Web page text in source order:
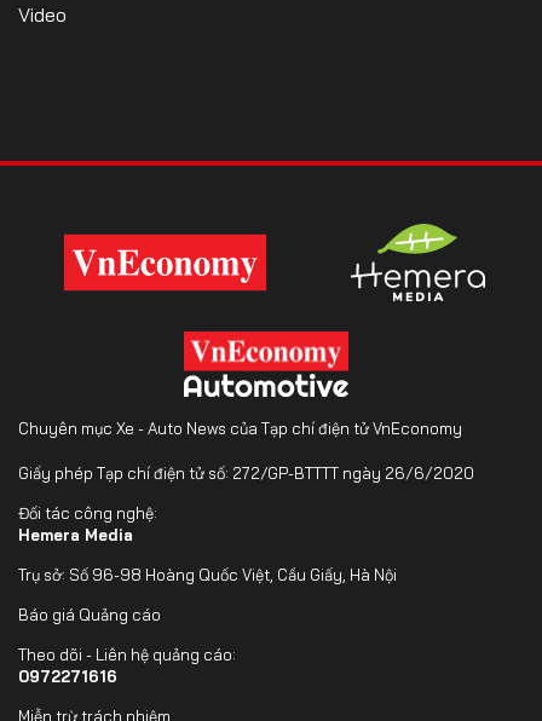
Video
Chuyên mục Xe - Auto News của Tạp chí điện tử VnEconomy
Giấy phép Tạp chí điện tử số: 272/GP-BTTTT ngày 26/6/2020
Đối tác công nghệ:
Hemera Media
Trụ sở: Số 96-98 Hoàng Quốc Việt, Cầu Giấy, Hà Nội
Báo giá Quảng cáo
Theo dõi - Liên hệ quảng cáo:
0972271616
Miễn trừ trách nhiệm